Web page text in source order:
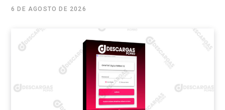
6 DE AGOSTO DE 2026